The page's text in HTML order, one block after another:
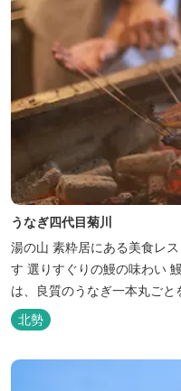
うなぎ四代目菊川
湯の山 素粋居にある美食レストラン 良い水と良い炭
す 選りすぐりの鰻の味わい 鰻料理専門店「うなぎ 四代目菊川」
は、良質のうなぎ一本丸ご
ます。大きさも太さも極上の
も身質がフワッとやわらかい
毎日捌き、良質の炭で焼き
北勢